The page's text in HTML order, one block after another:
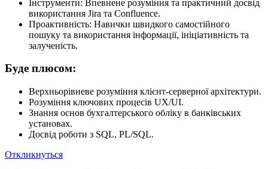
Інструменти: Впевнене розуміння та практичний досвід
використання Jira та Confluence.
Проактивність: Навички швидкого самостійного
пошуку та використання інформації, ініціативність та
залученість.
Буде плюсом:
Верхньорівневе розуміння клієнт-серверної архітектури.
Розуміння ключових процесів UX/UI.
Знання основ бухгалтерського обліку в банківських
установах.
Досвід роботи з SQL, PL/SQL.
Откликнуться